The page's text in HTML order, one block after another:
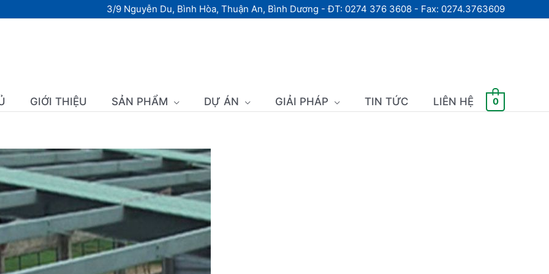
3/9 Nguyễn Du, Bình Hòa, Thuận An, Bình Dương - ĐT: 0274 376 3608 - Fax: 0274.3763609
GIỚI THIỆU SẢN PHẨM DỰ ÁN GIẢI PHÁP TIN TỨC LIÊN HỆ 0